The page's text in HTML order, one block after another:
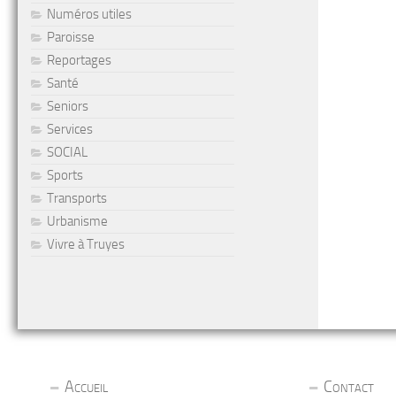
Numéros utiles
Paroisse
Reportages
Santé
Seniors
Services
SOCIAL
Sports
Transports
Urbanisme
Vivre à Truyes
Accueil
Contact